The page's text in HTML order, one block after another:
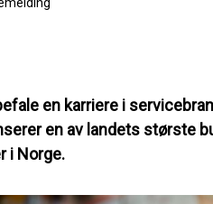
en karriere i
en av landets største
i Norge.